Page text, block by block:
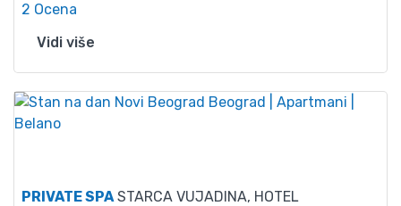
2 Ocena
Vidi više
PRIVATE SPA STARCA VUJADINA, HOTEL